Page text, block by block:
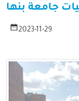
جامعة بنها
2023-11-29